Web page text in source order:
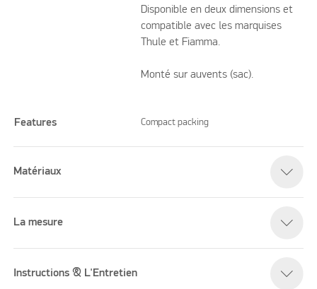
Disponible en deux dimensions et
compatible avec les marquises
Thule et Fiamma.
Monté sur auvents (sac).
Features Compact packing
Matériaux
La mesure
Instructions & L'Entretien